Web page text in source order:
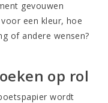
gevouwen
een kleur, hoe
of andere wensen?
op rol
wordt